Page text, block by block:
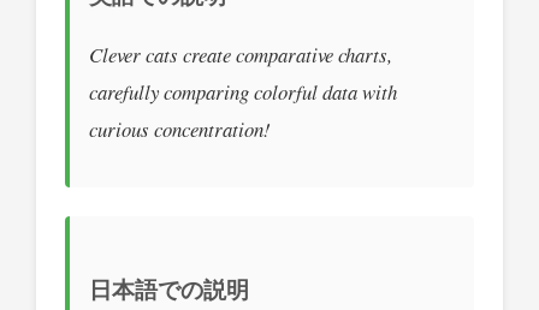
Clever cats create comparative charts,
carefully comparing colorful data with
curious concentration!
日本語での説明